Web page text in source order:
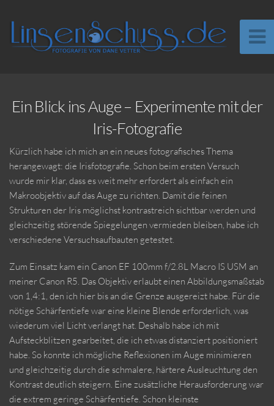
Ein Blick ins Auge – Experimente mit der
Iris-Fotografie
Kürzlich habe ich mich an ein neues fotografisches Thema
herangewagt: die Irisfotografie. Schon beim ersten Versuch
wurde mir klar, dass es weit mehr erfordert als einfach ein
Makroobjektiv auf das Auge zu richten. Damit die feinen
Strukturen der Iris möglichst kontrastreich sichtbar werden und
gleichzeitig störende Spiegelungen vermieden bleiben, habe ich
verschiedene Versuchsaufbauten getestet.
Zum Einsatz kam ein Canon EF 100mm f/2.8L Macro IS USM an
meiner Canon R5. Das Objektiv erlaubt einen Abbildungsmaßstab
von 1,4:1, den ich hier bis an die Grenze ausgereizt habe. Für die
nötige Schärfentiefe war eine kleine Blende erforderlich, was
wiederum viel Licht verlangt hat. Deshalb habe ich mit
Aufsteckblitzen gearbeitet, die ich etwas distanziert positioniert
habe. So konnte ich mögliche Reflexionen im Auge minimieren
und gleichzeitig durch die schmalere, härtere Ausleuchtung den
Kontrast deutlich steigern. Eine zusätzliche Herausforderung war
die extrem geringe Schärfentiefe. Schon kleinste